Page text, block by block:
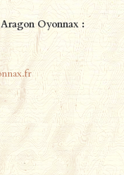
Oyonnax :